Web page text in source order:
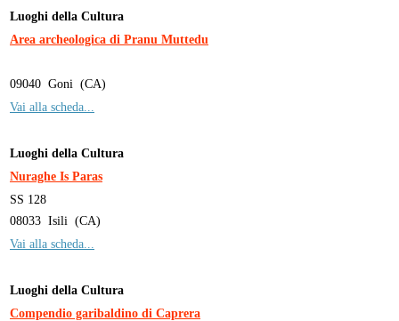
Luoghi della Cultura
Area archeologica di Pranu Muttedu
09040 Goni (CA)
Vai alla scheda...
Luoghi della Cultura
Nuraghe Is Paras
SS 128
08033 Isili (CA)
Vai alla scheda...
Luoghi della Cultura
Compendio garibaldino di Caprera